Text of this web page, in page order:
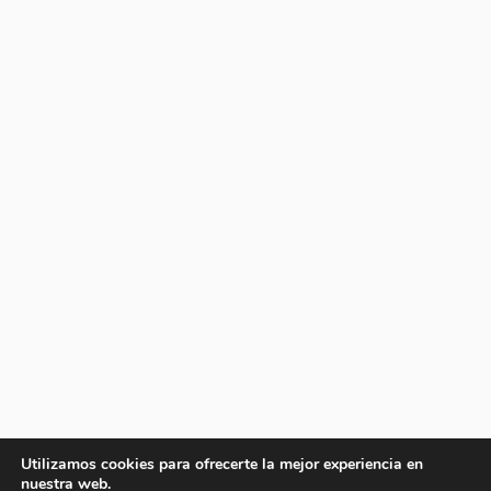
Utilizamos cookies para ofrecerte la mejor experiencia en
nuestra web.